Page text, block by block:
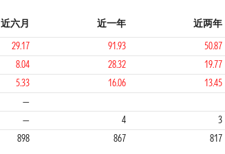
近六月 近一年 近两年
29.17 91.93 50.87
8.04 28.32 19.77
5.33 16.06 13.45
—
1 1 1
— 4 3
898 867 817